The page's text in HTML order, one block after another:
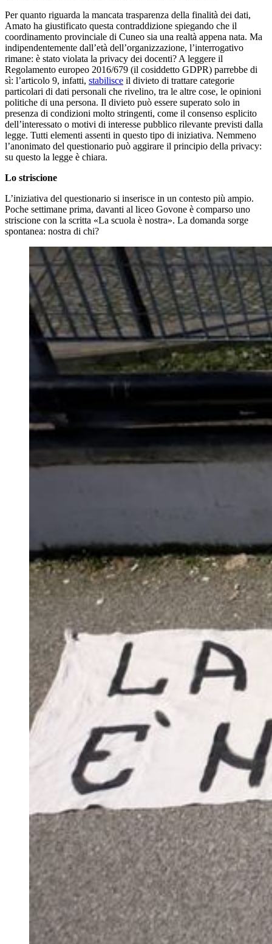
Per quanto riguarda la mancata trasparenza della finalità dei dati,
Amato ha giustificato questa contraddizione spiegando che il
coordinamento provinciale di Cuneo sia una realtà appena nata. Ma
indipendentemente dall’età dell’organizzazione, l’interrogativo
rimane: è stato violata la privacy dei docenti? A leggere il
Regolamento europeo 2016/679 (il cosiddetto GDPR) parrebbe di
sì: l’articolo 9, infatti, stabilisce il divieto di trattare categorie
particolari di dati personali che rivelino, tra le altre cose, le opinioni
politiche di una persona. Il divieto può essere superato solo in
presenza di condizioni molto stringenti, come il consenso esplicito
dell’interessato o motivi di interesse pubblico rilevante previsti dalla
legge. Tutti elementi assenti in questo tipo di iniziativa. Nemmeno
l’anonimato del questionario può aggirare il principio della privacy:
su questo la legge è chiara.
Lo striscione
L’iniziativa del questionario si inserisce in un contesto più ampio.
Poche settimane prima, davanti al liceo Govone è comparso uno
striscione con la scritta «La scuola è nostra». La domanda sorge
spontanea: nostra di chi?